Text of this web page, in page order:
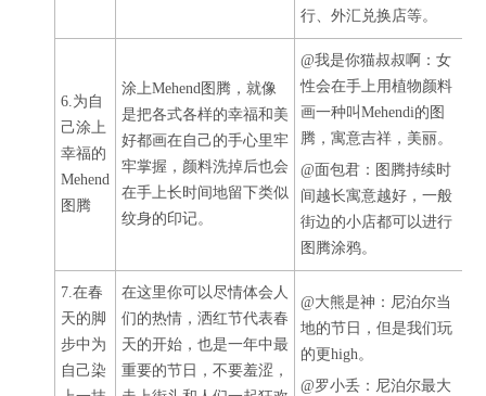
行、外汇兑换店等。
6.为自
己涂上
幸福的
Mehend
图腾
涂上Mehend图腾，就像
是把各式各样的幸福和美
好都画在自己的手心里牢
牢掌握，颜料洗掉后也会
在手上长时间地留下类似
纹身的印记。
@我是你猫叔叔啊：女
性会在手上用植物颜料
画一种叫Mehendi的图
腾，寓意吉祥，美丽。
@面包君：图腾持续时
间越长寓意越好，一般
街边的小店都可以进行
图腾涂鸦。
7.在春
天的脚
步中为
自己染
在这里你可以尽情体会人
们的热情，洒红节代表春
天的开始，也是一年中最
重要的节日，不要羞涩，
@大熊是神：尼泊尔当
地的节日，但是我们玩
的更high。
@罗小丢：尼泊尔最大